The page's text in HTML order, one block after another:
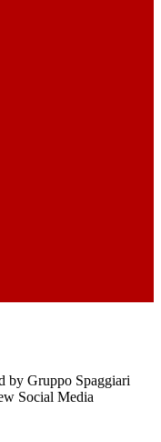
by Gruppo Spaggiari
Social Media